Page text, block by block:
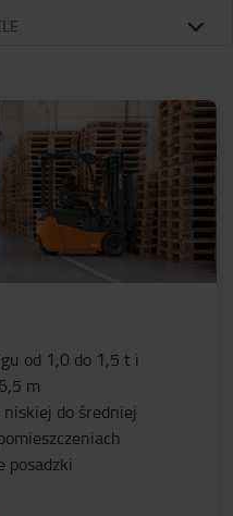
od 1,0 do 1,5 t i
m
do średniej
posadzki